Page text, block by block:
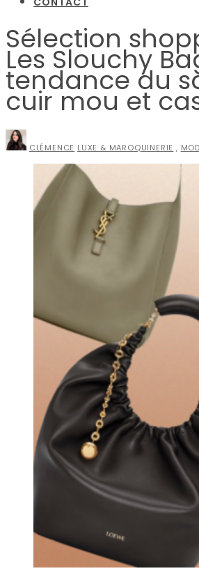
Sélection
Les Slouchy
tendance du
cuir mou et
CLÉMENCE LUXE & MAROQUINERIE ,